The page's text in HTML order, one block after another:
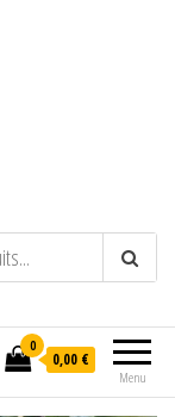
paysanne naturelle
Menu
0
0,00 €